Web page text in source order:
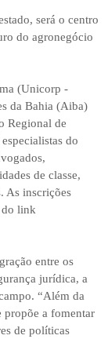
será o centro
do agronegócio
(Unicorp -
da Bahia (Aiba)
Regional de
do
de classe,
As inscrições
do link
entre os
jurídica, a
“Além da
propõe a fomentar
de políticas